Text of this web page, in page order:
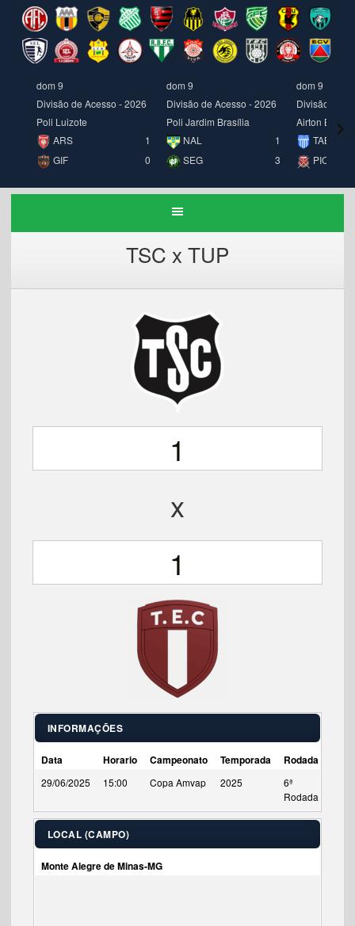
dom 9
Divisão de Acesso - 2026
Poli Luizote
ARS
1
GIF
0
dom 9
Divisão de Acesso - 2026
Poli Jardim Brasília
NAL
1
SEG
3
dom 9
Divisão de
Airton Borges
TAB
PIO
TSC x TUP
1
x
1
INFORMAÇÕES
Data Horario Campeonato Temporada Rodada
29/06/2025 15:00 Copa Amvap 2025
6ª
Rodada
LOCAL (CAMPO)
Monte Alegre de Minas-MG